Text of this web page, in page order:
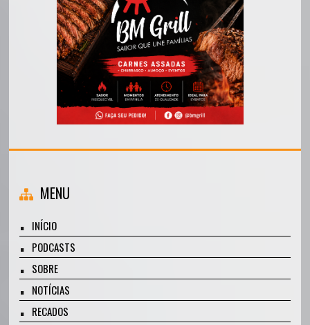
MENU
INÍCIO
PODCASTS
SOBRE
NOTÍCIAS
RECADOS